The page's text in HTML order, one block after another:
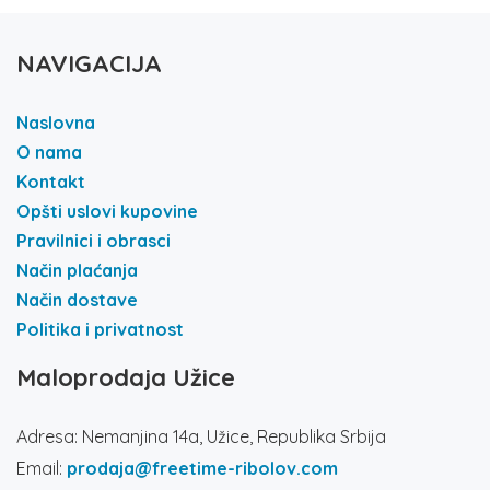
NAVIGACIJA
Naslovna
O nama
Kontakt
Opšti uslovi kupovine
Pravilnici i obrasci
Način plaćanja
Način dostave
Politika i privatnost
Maloprodaja Užice
Adresa: Nemanjina 14a, Užice, Republika Srbija
Email: prodaja@freetime-ribolov.com